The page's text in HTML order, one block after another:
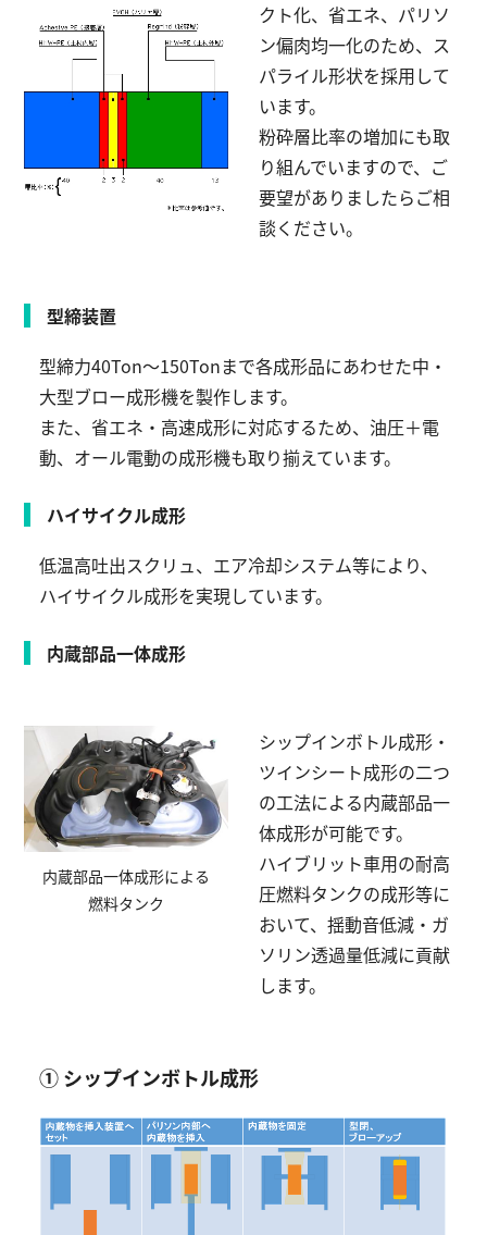
クト化、省エネ、パリソ
ン偏肉均一化のため、ス
パライル形状を採用して
います。
粉砕層比率の増加にも取
り組んでいますので、ご
要望がありましたらご相
談ください。
型締装置
型締力40Ton～150Tonまで各成形品にあわせた中・
大型ブロー成形機を製作します。
また、省エネ・高速成形に対応するため、油圧＋電
動、オール電動の成形機も取り揃えています。
ハイサイクル成形
低温高吐出スクリュ、エア冷却システム等により、
ハイサイクル成形を実現しています。
内蔵部品一体成形
内蔵部品一体成形による
燃料タンク
シップインボトル成形・
ツインシート成形の二つ
の工法による内蔵部品一
体成形が可能です。
ハイブリット車用の耐高
圧燃料タンクの成形等に
おいて、揺動音低減・ガ
ソリン透過量低減に貢献
します。
① シップインボトル成形